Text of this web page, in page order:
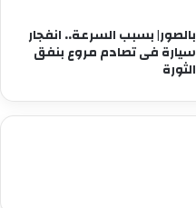
بالصور| بسبب السرعة.. انفجار
سيارة فى تصادم مروع بنفق
الثورة